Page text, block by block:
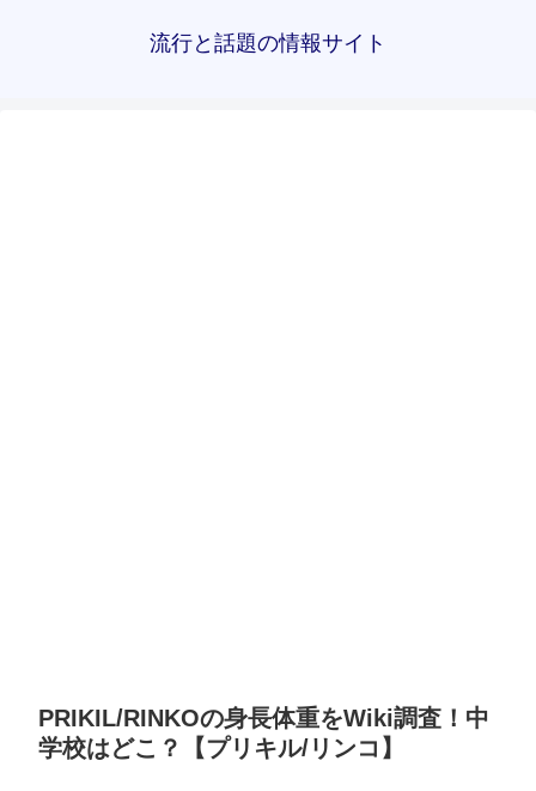
流行と話題の情報サイト
PRIKIL/RINKOの身長体重をWiki調査！中
学校はどこ？【プリキル/リンコ】